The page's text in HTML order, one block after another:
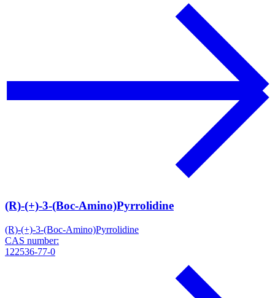
(R)-(+)-3-(Boc-Amino)Pyrrolidine
(R)-(+)-3-(Boc-Amino)Pyrrolidine
CAS number:
122536-77-0